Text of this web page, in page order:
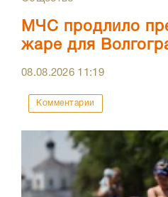
МЧС продлило
жаре для
08.08.2026 11:19
Комментарии